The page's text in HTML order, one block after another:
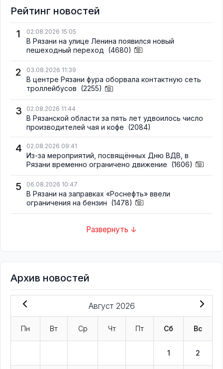
Рейтинг новостей
1
02.08.2026 15:05
В Рязани на улице Ленина появился новый
пешеходный переход (4680)
2 03.08.2026 11:39
В центре Рязани фура оборвала контактную сеть
троллейбусов (2255)
3 02.08.2026 11:44
В Рязанской области за пять лет удвоилось число
производителей чая и кофе (2084)
4 02.08.2026 09:41
Из-за мероприятий, посвящённых Дню ВДВ, в
Рязани временно ограничено движение (1606)
5 06.08.2026 10:47
В Рязани на заправках «Роснефть» ввели
ограничения на бензин (1478)
Развернуть ↓
Архив новостей
Август 2026
Пн Вт Ср Чт Пт Сб Вс
1 2